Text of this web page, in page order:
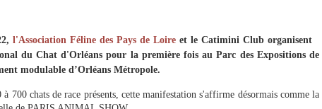
l'Association Féline des Pays de Loire et le Catimini Club organisent
du Chat d'Orléans pour la première fois au Parc des Expositions de
modulable d’Orléans Métropole.
à 700 chats de race présents, cette manifestation s'affirme désormais comme la